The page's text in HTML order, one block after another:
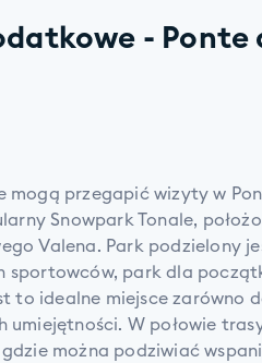
- Ponte
mogą przegapić wizyty w
Snowpark Tonale,
Valena. Park podzielony
sportowców, park dla
to idealne miejsce zarówno
umiejętności. W połowie
można podziwiać